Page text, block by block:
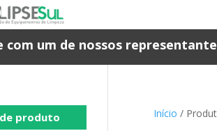
com um de nossos
Início /
produto